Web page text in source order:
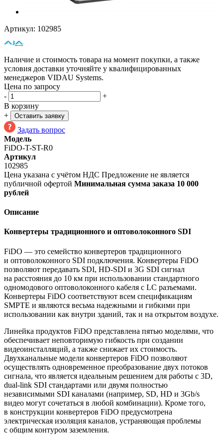
Артикул: 102985
Наличие и стоимость товара на момент покупки, а также
условия доставки уточняйте у квалифицированных
менеджеров VIDAU Systems.
Цена по запросу
-
+
В корзину
+
Оставить заявку
Задать вопрос
Модель
FiDO-T-ST-R0
Артикул
102985
Цена указана с учётом НДС Предложение не является
публичной офертой Минимальная сумма заказа 10 000
рублей
Описание
Конвертеры традиционного и оптоволоконного SDI
FiDO — это семейство конвертеров традиционного
и оптоволоконного SDI подключения. Конвертеры FiDO
позволяют передавать SDI, HD-SDI и 3G SDI сигнал
на расстояния до 10 км при использовании стандартного
одномодового оптоволоконного кабеля с LC разъемами.
Конвертеры FiDO соответствуют всем спецификациям
SMPTE и являются весьма надежными и гибкими при
использовании как внутри зданий, так и на открытом воздухе.
Линейка продуктов FiDO представлена пятью моделями, что
обеспечивает неповторимую гибкость при создании
видеоинсталляций, а также снижает их стоимость.
Двухканальные модели конвертеров FiDO позволяют
осуществлять одновременное преобразование двух потоков
сигнала, что является идеальным решением для работы с 3D,
dual-link SDI стандартами или двумя полностью
независимыми SDI каналами (например, SD, HD и 3Gb/s
видео могут сочетаться в любой комбинации). Кроме того,
в конструкции конвертеров FiDO предусмотрена
электрическая изоляция каналов, устраняющая проблемы
с общим контуром заземления.